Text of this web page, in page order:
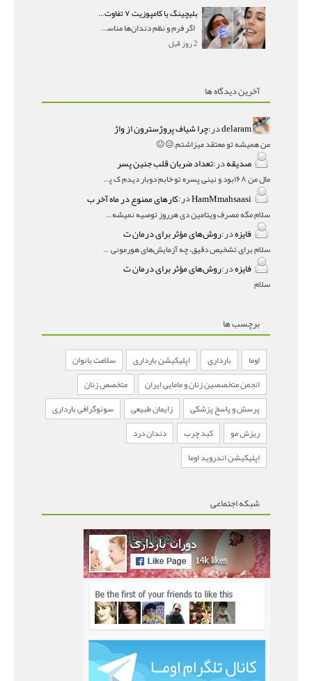
بلیچینگ یا کامپوزیت ۷ تفاوت مهم برای انتخاب درست
اگر فرم و نظم دندان‌ها مناسب است و مشکل
2 روز قبل
آخرین دیدگاه ها
delaramدر:چرا شیاف پروژسترون از واژ
من همیشه تو معتقد میزاشتم,,😑😐
صدیقهدر:تعداد ضربان قلب جنین پسر
مال من ۱۶۸بود و نینی پسره تو خابم دوبار دیدم ک پسره
HamMmahsaasiدر:کارهای ممنوع در ماه آخر ب
سلام مگه مصرف ویتامین دی هرروز توصیه نمیشه؟درمقاله میگه
فایزهدر:روش‌های مؤثر برای درمان ت
سلام برای تشخیص دقیق، چه آزمایش‌های هورمونی و چه سونوگر
فایزهدر:روش‌های مؤثر برای درمان ت
سلام
برچسب ها
اوما بارداری اپلیکیشن بارداری
سلامت بانوان
انجمن متخصصین زنان و مامایی ایران
متخصص زنان
پرسش و پاسخ پزشکی
زایمان طبیعی
سونوگرافی بارداری
ریزش مو
کبد چرب
دندان درد
اپلیکیشن اندروید اوما
شبکه اجتماعی